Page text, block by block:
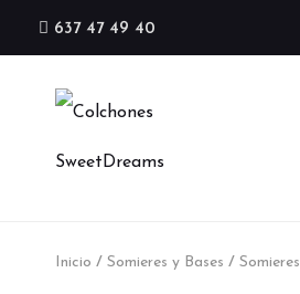
637 47 49 40
Inicio / Somieres y Bases / Somieres